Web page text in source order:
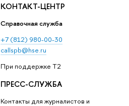
КОНТАКТ-ЦЕНТР
Справочная служба
+7 (812) 980-00-30
callspb@hse.ru
При поддержке T2
ПРЕСС-СЛУЖБА
Контакты для журналистов и